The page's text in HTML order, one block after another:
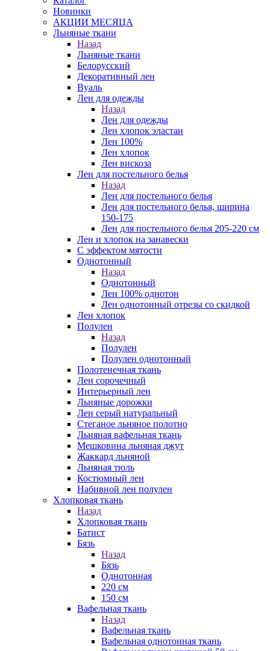
Новинки
АКЦИИ МЕСЯЦА
Льняные ткани
Назад
Льняные ткани
Белорусский
Декоративный лен
Вуаль
Лен для одежды
Назад
Лен для одежды
Лен хлопок эластан
Лен 100%
Лен хлопок
Лен вискоза
Лен для постельного белья
Назад
Лен для постельного белья
Лен для постельного белья, ширина
150-175
Лен для постельного белья 205-220 см
Лен и хлопок на занавески
С эффектом мятости
Однотонный
Назад
Однотонный
Лен 100% однотон
Лен однотонный отрезы со скидкой
Лен хлопок
Полулен
Назад
Полулен
Полулен однотонный
Полотенечная ткань
Лен сорочечный
Интерьерный лен
Льняные дорожки
Лен серый натуральный
Стеганое льняное полотно
Льняная вафельная ткань
Мешковина льняная джут
Жаккард льняной
Льняная тюль
Костюмный лен
Набивной лен полулен
Хлопковая ткань
Назад
Хлопковая ткань
Батист
Бязь
Назад
Бязь
Однотонная
220 см
150 см
Вафельная ткань
Назад
Вафельная ткань
Вафельная однотонная ткань